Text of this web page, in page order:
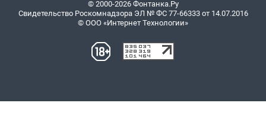
© 2000-2026 Фонтанка.Ру
Свидетельство Роскомнадзора ЭЛ № ФС 77-66333 от 14.07.2016
© ООО «Интернет Технологии»